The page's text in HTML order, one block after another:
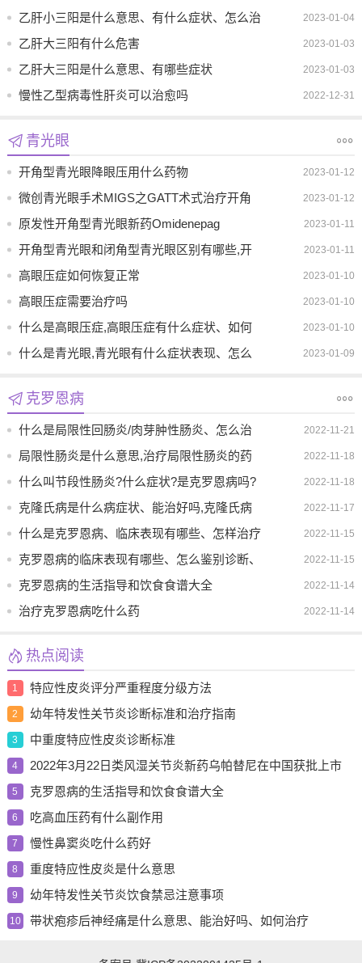
2023-01-04
乙肝小三阳是什么意思、有什么症状、怎么治
疗
2023-01-03
乙肝大三阳有什么危害
2023-01-03
乙肝大三阳是什么意思、有哪些症状
2022-12-31
慢性乙型病毒性肝炎可以治愈吗
青光眼
2023-01-12
开角型青光眼降眼压用什么药物
2023-01-12
微创青光眼手术MIGS之GATT术式治疗开角
型青光眼的疗效评价
2023-01-11
原发性开角型青光眼新药Omidenepag
Isopropyl中文说明书
2023-01-11
开角型青光眼和闭角型青光眼区别有哪些,开
角型青光眼有哪些症状、高发人群有哪些、高
发人群有哪些
2023-01-10
高眼压症如何恢复正常
2023-01-10
高眼压症需要治疗吗
2023-01-10
什么是高眼压症,高眼压症有什么症状、如何
治疗
2023-01-09
什么是青光眼,青光眼有什么症状表现、怎么
克罗恩病
2022-11-21
什么是局限性回肠炎/肉芽肿性肠炎、怎么治
疗
2022-11-18
局限性肠炎是什么意思,治疗局限性肠炎的药
物是哪些
2022-11-18
什么叫节段性肠炎?什么症状?是克罗恩病吗?
有什么区别?吃什么药?
2022-11-17
克隆氏病是什么病症状、能治好吗,克隆氏病
的治疗方法有哪些
2022-11-15
什么是克罗恩病、临床表现有哪些、怎样治疗
2022-11-15
克罗恩病的临床表现有哪些、怎么鉴别诊断、
治疗方法有哪些
2022-11-14
克罗恩病的生活指导和饮食食谱大全
2022-11-14
治疗克罗恩病吃什么药
热点阅读
1 特应性皮炎评分严重程度分级方法
2 幼年特发性关节炎诊断标准和治疗指南
3 中重度特应性皮炎诊断标准
4 2022年3月22日类风湿关节炎新药乌帕替尼在中国获批上市
5 克罗恩病的生活指导和饮食食谱大全
6 吃高血压药有什么副作用
7 慢性鼻窦炎吃什么药好
8 重度特应性皮炎是什么意思
9 幼年特发性关节炎饮食禁忌注意事项
10 带状疱疹后神经痛是什么意思、能治好吗、如何治疗